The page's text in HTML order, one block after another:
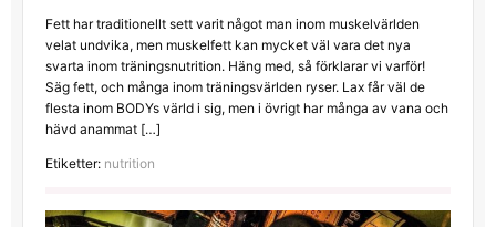
Fett har traditionellt sett varit något man inom muskelvärlden
velat undvika, men muskelfett kan mycket väl vara det nya
svarta inom träningsnutrition. Häng med, så förklarar vi varför!
Säg fett, och många inom träningsvärlden ryser. Lax får väl de
flesta inom BODYs värld i sig, men i övrigt har många av vana och
hävd anammat […]
Etiketter: nutrition